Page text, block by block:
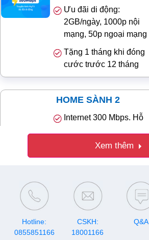
Ưu đãi di động:
2GB/ngày, 1000p nội
mạng, 50p ngoại mạng
Tặng 1 tháng khi đóng
cước trước 12 tháng
HOME SÀNH 2
Internet 300 Mbps. Hỗ
Ưu đãi di động:
3GB/ngày, 1500p nội
Tặng 1 tháng khi đóng
cước trước 12 tháng
Xem thêm
Hotline:
0855851166
CSKH:
18001166
Q&A